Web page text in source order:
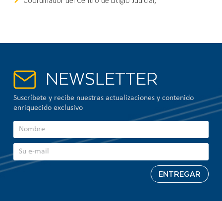
NEWSLETTER
Suscríbete y recibe nuestras actualizaciones y contenido
enriquecido exclusivo